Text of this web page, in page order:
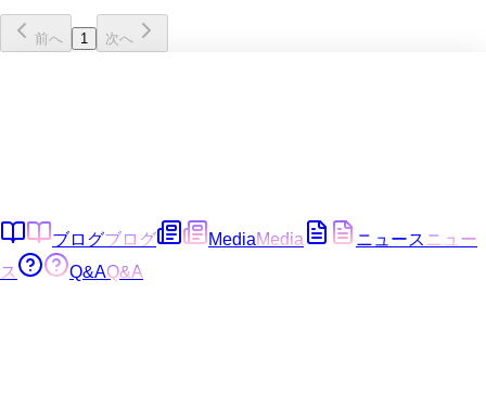
前へ 1 次へ
ブログブログ MediaMedia ニュース ニュー
ス
Q&AQ&A